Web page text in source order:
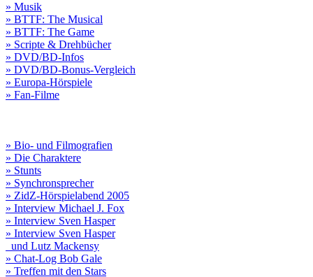
» Musik
» BTTF: The Musical
» BTTF: The Game
» Scripte & Drehbücher
» DVD/BD-Infos
» DVD/BD-Bonus-Vergleich
» Europa-Hörspiele
» Fan-Filme
» Bio- und Filmografien
» Die Charaktere
» Stunts
» Synchronsprecher
» ZidZ-Hörspielabend 2005
» Interview Michael J. Fox
» Interview Sven Hasper
» Interview Sven Hasper
und Lutz Mackensy
» Chat-Log Bob Gale
» Treffen mit den Stars